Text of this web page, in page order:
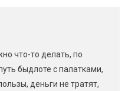
что-то делать, по
быдлоте с палатками,
деньги не тратят,